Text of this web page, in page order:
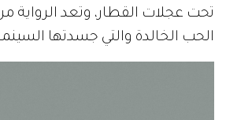
تحت عجلات القطار، وتعد
الحب الخالدة والتي جسدتها السينما